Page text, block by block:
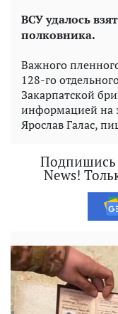
ВСУ удалось
полковника.
Важного
128-го
Закарпатской
информацией на
Ярослав Галас,
Подпишись
News!